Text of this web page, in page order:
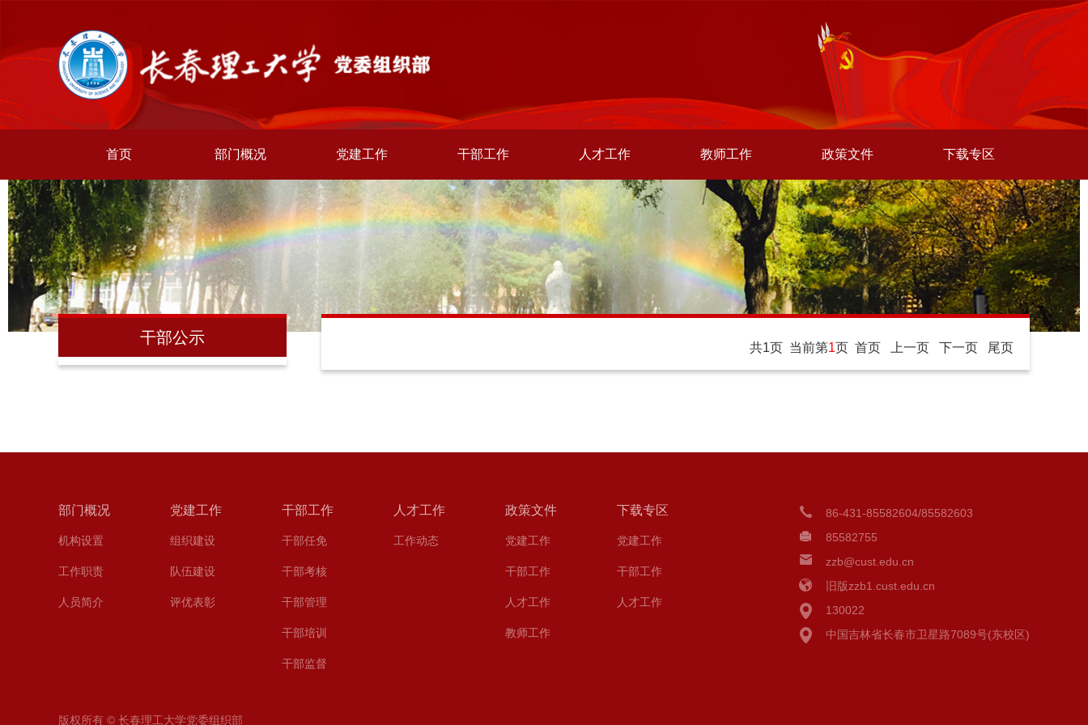
首页 部门概况 党建工作 干部工作 人才工作 教师工作 政策文件 下载专区
干部公示
共1页 当前第1页 首页 上一页 下一页 尾页
部门概况
机构设置
工作职责
人员简介
党建工作
组织建设
队伍建设
评优表彰
干部工作
干部任免
干部考核
干部管理
干部培训
干部监督
人才工作
工作动态
政策文件
党建工作
干部工作
人才工作
教师工作
下载专区
党建工作
干部工作
人才工作
86-431-85582604/85582603
85582755
zzb@cust.edu.cn
旧版zzb1.cust.edu.cn
130022
中国吉林省长春市卫星路7089号(东校区)
版权所有 © 长春理工大学党委组织部